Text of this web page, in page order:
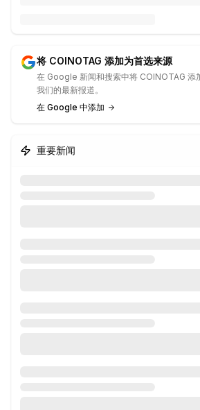
将 COINOTAG 添加为首选来源
在 Google 新闻和搜索中将 COINOTAG 添
我们的最新报道。
在 Google 中添加
重要新闻